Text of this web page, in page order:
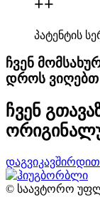
++
პატენტის
ჩვენ
დროს ვიღებთ
ჩვენ
დაგვიკავშირდით
© საავტორო